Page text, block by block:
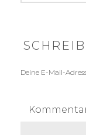
Deine E-Mail-